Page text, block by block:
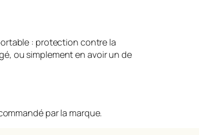
: protection contre la
ou simplement en avoir un de
par la marque.